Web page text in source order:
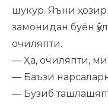
шукур. Яъни
замонидан буён
очиляпти.
— Ҳа, очиляпти,
— Баъзи
— Бузиб